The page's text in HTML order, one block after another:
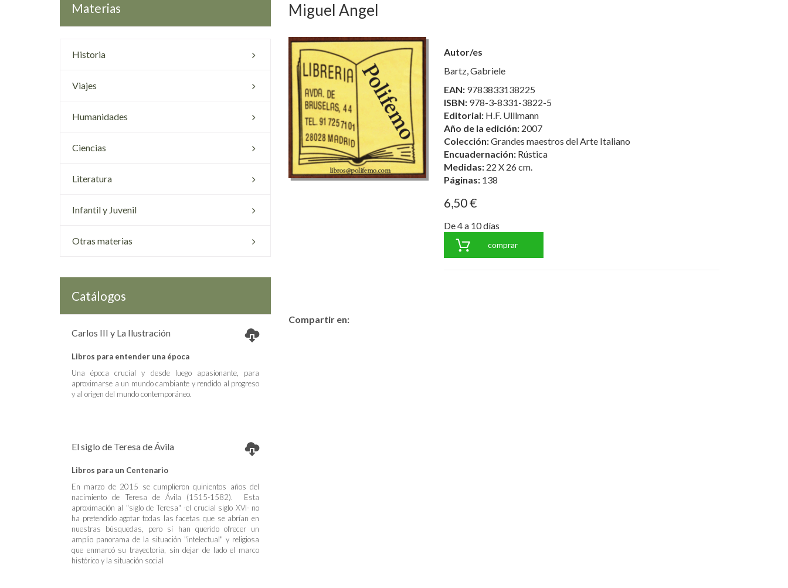
Materias
Historia
Viajes
Humanidades
Ciencias
Literatura
Infantil y Juvenil
Otras materias
Catálogos
Carlos III y La Ilustración
Libros para entender una época
Una época crucial y desde luego apasionante, para
aproximarse a un mundo cambiante y rendido al progreso
y al origen del mundo contemporáneo.
El siglo de Teresa de Ávila
Libros para un Centenario
En marzo de 2015 se cumplieron quinientos años del
nacimiento de Teresa de Ávila (1515-1582). Esta
aproximación al "siglo de Teresa" -el crucial siglo XVI- no
ha pretendido agotar todas las facetas que se abrían en
nuestras búsquedas, pero sí han querido ofrecer un
amplio panorama de la situación "intelectual" y religiosa
que enmarcó su trayectoria, sin dejar de lado el marco
histórico y la situación social
Miguel Angel
Autor/es
Bartz, Gabriele
EAN: 9783833138225
ISBN: 978-3-8331-3822-5
Editorial: H.F. Ulllmann
Año de la edición: 2007
Colección:Grandes maestros del Arte Italiano
Encuadernación: Rústica
Medidas: 22 X 26 cm.
Páginas: 138
6,50 €
De 4 a 10 días
comprar
Compartir en: